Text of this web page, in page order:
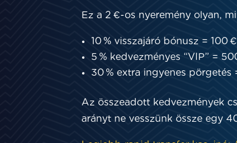
Ez a 2 €-os nyeremény olyan,
10 % visszajáró bónusz = 100
5 % kedvezményes “VIP” =
30 % extra ingyenes
Az összeadott kedvezmények
arányt ne vesszünk össze egy